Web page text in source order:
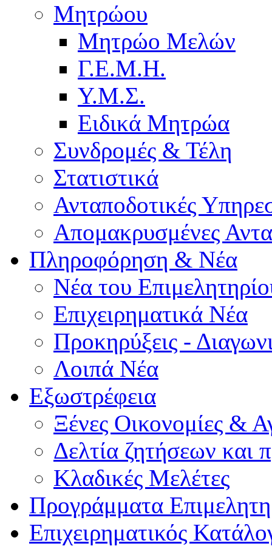
Μητρώου
Μητρώο Μελών
Γ.Ε.Μ.Η.
Υ.Μ.Σ.
Ειδικά Μητρώα
Συνδρομές & Τέλη
Στατιστικά
Ανταποδοτικές
Απομακρυσμένες
Πληροφόρηση & Νέα
Νέα του
Επιχειρηματικά Νέα
Προκηρύξεις -
Λοιπά Νέα
Εξωστρέφεια
Ξένες Οικονομίες &
Δελτία ζητήσεων
Κλαδικές Μελέτες
Προγράμματα
Επιχειρηματικός